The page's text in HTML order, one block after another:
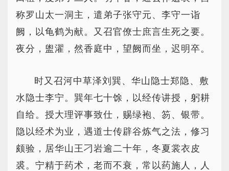
称罗山太一洞主，遣弟子张守元、李守一诣
阙，以龟鹤为献。又召官僚士庶言生死之要。
夜分，盥濯，然香庭中，望阙而坐，迟明卒。
时又召河中草泽刘巽、华山隐士郑隐、敷
水隐士李宁。巽年七十馀，以经传讲授，躬耕
自给。授大理评事致仕，赐绿袍、笏、银带。
隐以经术为业，遇道士传辟谷炼气之法，修习
颇验，居华山王刁岩逾二十年，冬夏裳衣皮
裘。宁精于药术，老而不衰，常以药施人，人